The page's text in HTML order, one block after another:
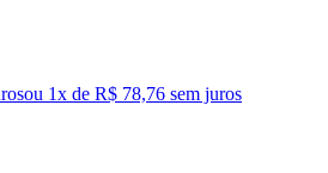
ou 1x de R$ 78,76 sem juros